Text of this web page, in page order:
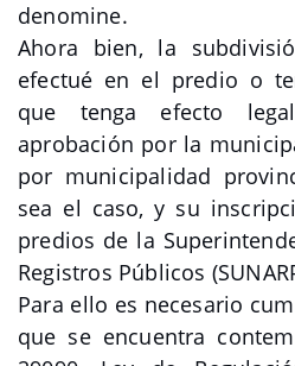
denomine.
Ahora bien, la
efectué en el predio o
que tenga efecto
aprobación por la
por municipalidad
sea el caso, y su
predios de la
Registros Públicos
Para ello es necesario
que se encuentra